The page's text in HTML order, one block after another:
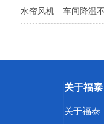
水帘风机—车间降温
关于福泰
关于福泰